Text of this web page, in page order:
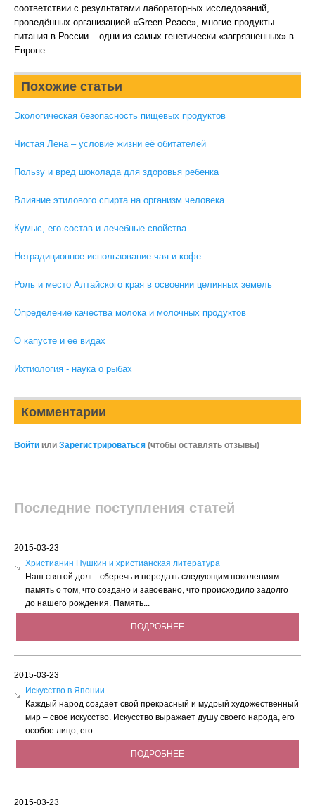
соответствии с результатами лабораторных исследований,
проведённых организацией «Green Peace», многие продукты
питания в России – одни из самых генетически «загрязненных» в
Европе.
Похожие статьи
Экологическая безопасность пищевых продуктов
Чистая Лена – условие жизни её обитателей
Пользу и вред шоколада для здоровья ребенка
Влияние этилового спирта на организм человека
Кумыс, его состав и лечебные свойства
Нетрадиционное использование чая и кофе
Роль и место Алтайского края в освоении целинных земель
Определение качества молока и молочных продуктов
О капусте и ее видах
Ихтиология - наука о рыбах
Комментарии
Войти или Зарегистрироваться (чтобы оставлять отзывы)
Последние поступления статей
2015-03-23
Христианин Пушкин и христианская литература
Наш святой долг - сберечь и передать следующим поколениям
память о том, что создано и завоевано, что происходило задолго
до нашего рождения. Память...
ПОДРОБНЕЕ
2015-03-23
Искусство в Японии
Каждый народ создает свой прекрасный и мудрый художественный
мир – свое искусство. Искусство выражает душу своего народа, его
особое лицо, его...
ПОДРОБНЕЕ
2015-03-23